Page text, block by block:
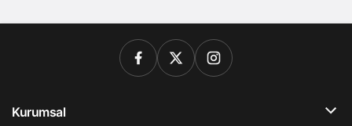
Kurumsal